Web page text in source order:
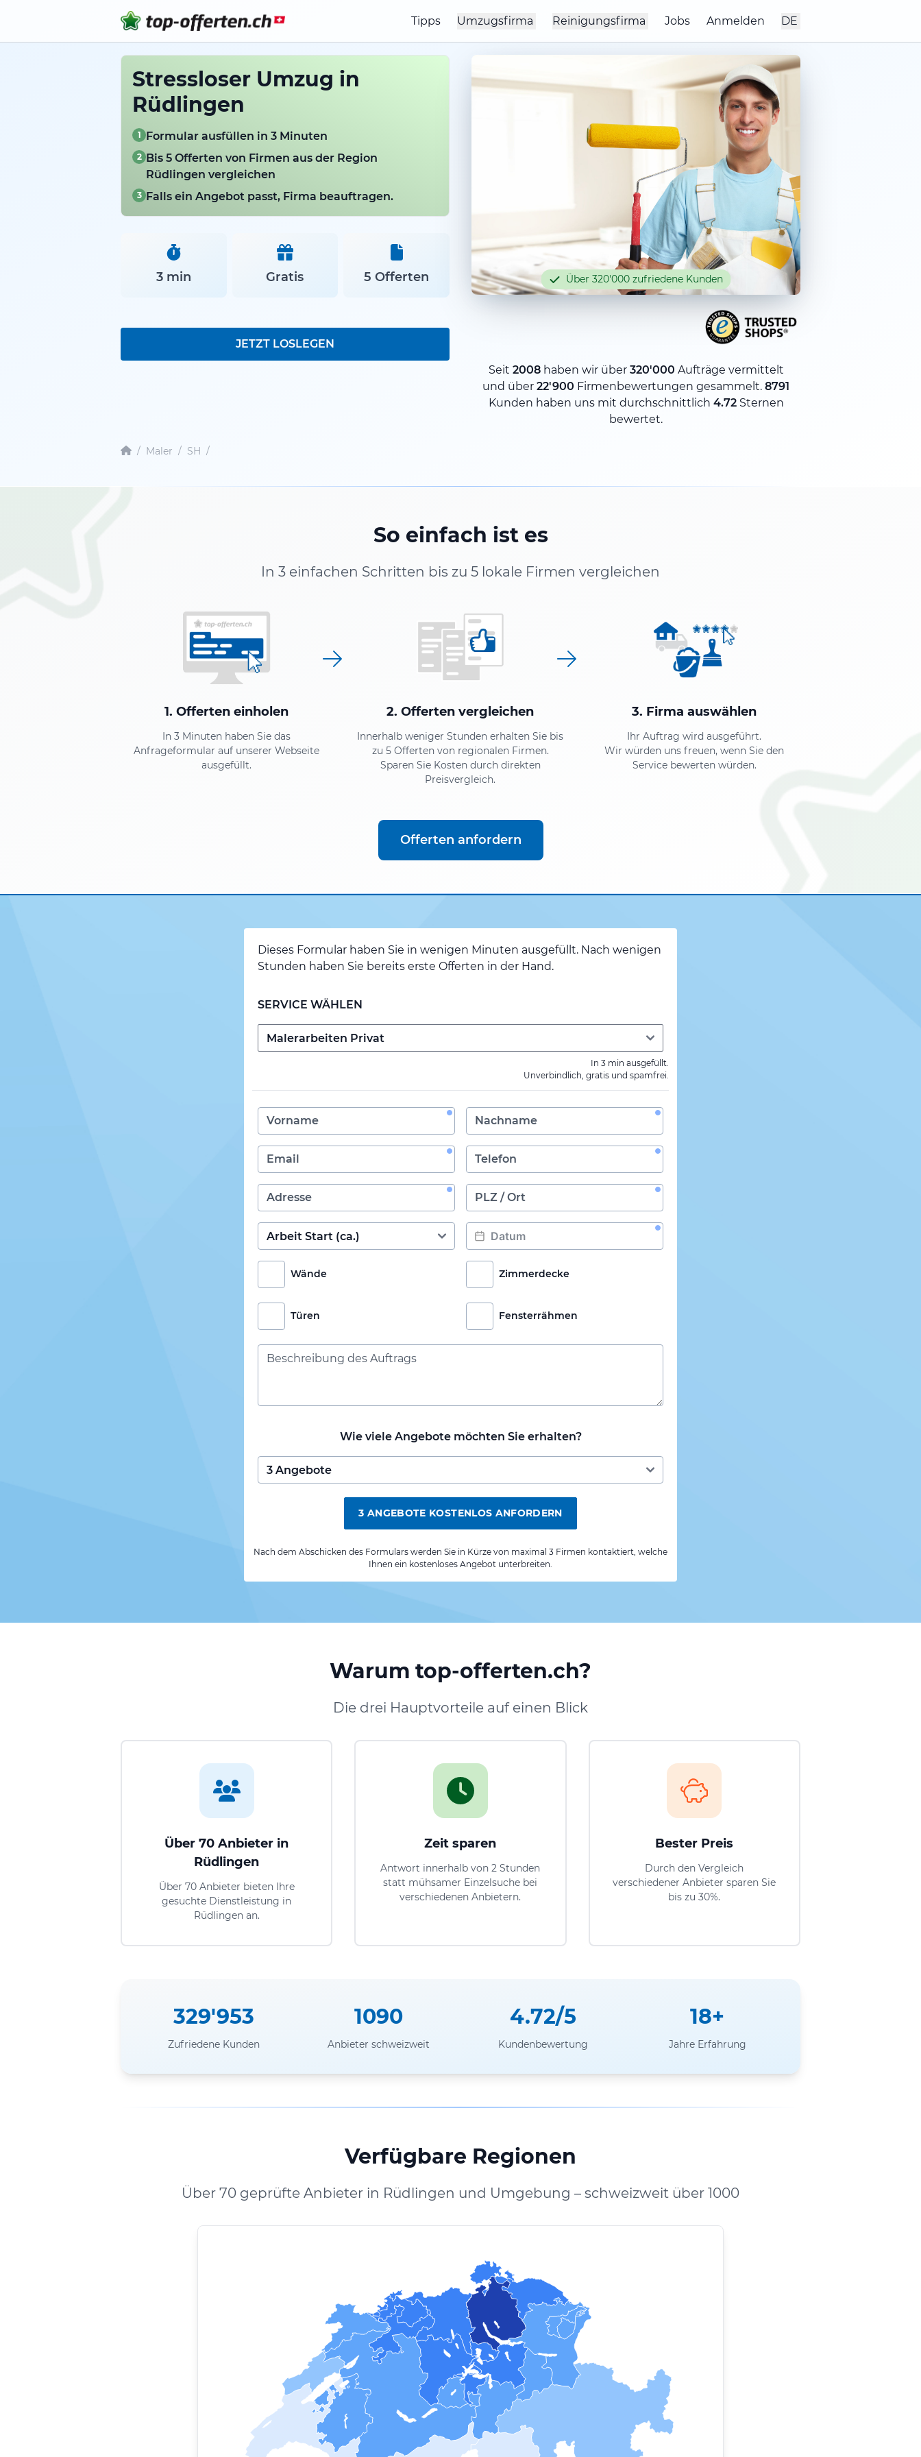
Tipps Umzugsfirma Reinigungsfirma Jobs Anmelden DE
Stressloser Umzug in
Rüdlingen
1 Formular ausfüllen in 3 Minuten
2 Bis 5 Offerten von Firmen aus der Region
Rüdlingen vergleichen
3 Falls ein Angebot passt, Firma beauftragen.
3 min Gratis 5 Offerten
JETZT LOSLEGEN
Über 320'000 zufriedene Kunden
Seit 2008haben wir über 320'000 Aufträge vermittelt
und über 22'900 Firmenbewertungen gesammelt. 8791
Kunden haben uns mit durchschnittlich 4.72Sternen
bewertet.
/ Maler / SH /
So einfach ist es
In 3 einfachen Schritten bis zu 5 lokale Firmen vergleichen
1. Offerten einholen
In 3 Minuten haben Sie das
Anfrageformular auf unserer Webseite
ausgefüllt.
2. Offerten vergleichen
Innerhalb weniger Stunden erhalten Sie bis
zu 5 Offerten von regionalen Firmen.
Sparen Sie Kosten durch direkten
Preisvergleich.
3. Firma auswählen
Ihr Auftrag wird ausgeführt.
Wir würden uns freuen, wenn Sie den
Service bewerten würden.
Offerten anfordern
Dieses Formular haben Sie in wenigen Minuten ausgefüllt. Nach wenigen
Stunden haben Sie bereits erste Offerten in der Hand.
SERVICE WÄHLEN
In 3 min ausgefüllt.
Unverbindlich, gratis und spamfrei.
Wände Zimmerdecke
Türen Fensterrähmen
Wie viele Angebote möchten Sie erhalten?
3 ANGEBOTE KOSTENLOS ANFORDERN
Nach dem Abschicken des Formulars werden Sie in Kürze von maximal 3 Firmen kontaktiert, welche
Ihnen ein kostenloses Angebot unterbreiten.
Warum top-offerten.ch?
Die drei Hauptvorteile auf einen Blick
Über 70 Anbieter in
Rüdlingen
Über 70 Anbieter bieten Ihre
gesuchte Dienstleistung in
Rüdlingen an.
Zeit sparen
Antwort innerhalb von 2 Stunden
statt mühsamer Einzelsuche bei
verschiedenen Anbietern.
Bester Preis
Durch den Vergleich
verschiedener Anbieter sparen Sie
bis zu 30%.
329'953
Zufriedene Kunden
1090
Anbieter schweizweit
4.72/5
Kundenbewertung
18+
Jahre Erfahrung
Verfügbare Regionen
Über 70 geprüfte Anbieter in Rüdlingen und Umgebung – schweizweit über 1000